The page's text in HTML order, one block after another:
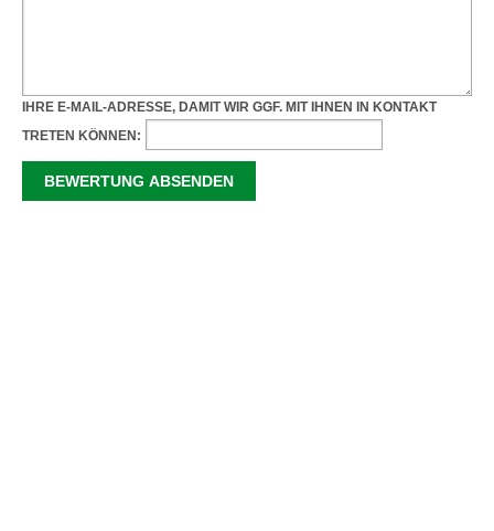
IHRE E-MAIL-ADRESSE, DAMIT WIR GGF. MIT IHNEN IN KONTAKT
TRETEN KÖNNEN: